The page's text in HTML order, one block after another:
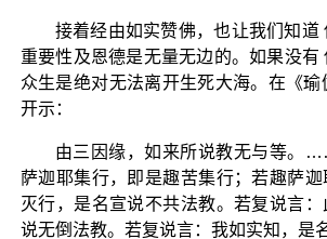
接着经由如实赞佛，也让我们知道
重要性及恩德是无量无边的。如果没有
众生是绝对无法离开生死大海。在《瑜
开示：
由三因缘，如来所说教无与等。
萨迦耶集行，即是趣苦集行；若趣萨
灭行，是名宣说不共法教。若复说言
说无倒法教。若复说言：我如实知，是